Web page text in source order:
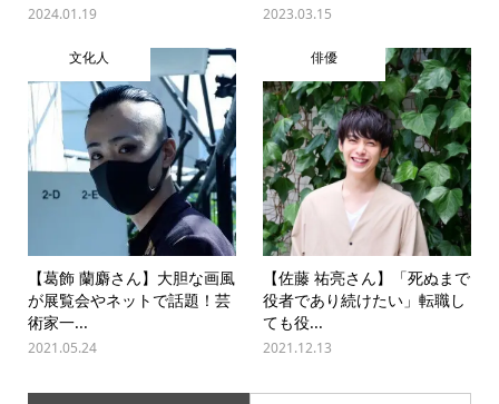
2024.01.19 2023.03.15
文化人
【葛飾 蘭麝さん】大胆な画風
が展覧会やネットで話題！芸
術家一...
2021.05.24
俳優
【佐藤 祐亮さん】「死ぬまで
役者であり続けたい」転職し
ても役...
2021.12.13